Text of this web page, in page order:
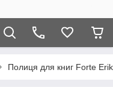
Полиця для книг Forte